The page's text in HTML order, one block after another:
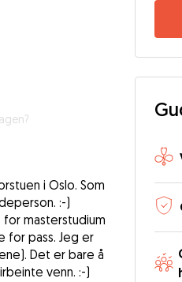
i Oslo. Som
:-)
masterstudium
for pass. Jeg er
Det er bare å
venn. :-)